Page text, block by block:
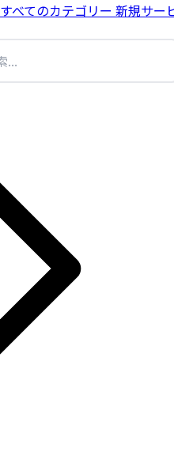
すべてのカテゴリー 新規サー